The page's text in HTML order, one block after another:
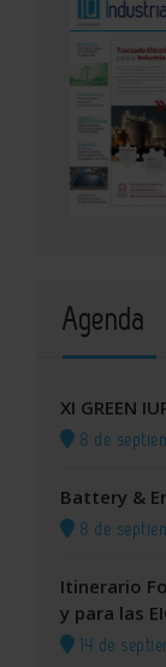
Agenda
XI GREEN
8 de
Battery &
8 de
Itinerario
y para las
14 de